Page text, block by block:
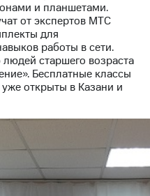
и планшетами.
от экспертов МТС
для
работы в сети.
старшего возраста
Бесплатные классы
открыты в Казани и